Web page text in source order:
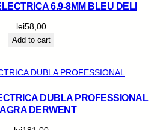
6.9-8MM BLEU DELI
lei58,00
Add to cart
DUBLA PROFESSIONAL
DERWENT